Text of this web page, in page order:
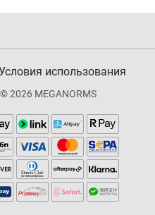
использования
2026 MEGANORMS